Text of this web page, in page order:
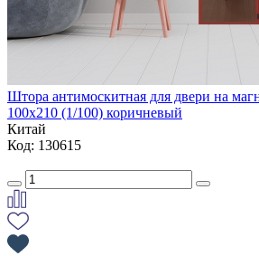
Штора антимоскитная для двери на
100х210 (1/100) коричневый
Китай
Код: 130615